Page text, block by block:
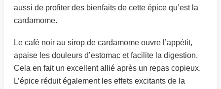
aussi de profiter des bienfaits de cette épice qu’est la
cardamome.
Le café noir au sirop de cardamome ouvre l’appétit,
apaise les douleurs d’estomac et facilite la digestion.
Cela en fait un excellent allié après un repas copieux.
L’épice réduit également les effets excitants de la